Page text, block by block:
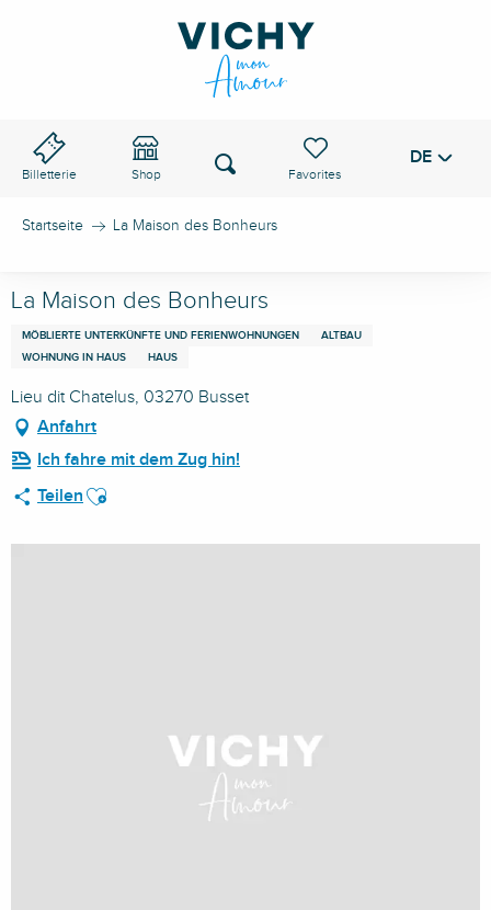
Billetterie Shop
Voir les favoris
Suche DE
Startseite La Maison des Bonheurs
La Maison des Bonheurs
MÖBLIERTE UNTERKÜNFTE UND FERIENWOHNUNGEN
ALTBAU
WOHNUNG IN HAUS
HAUS
Lieu dit Chatelus, 03270 Busset
Anfahrt
Ich fahre mit dem Zug hin!
Teilen Ajouter aux favoris